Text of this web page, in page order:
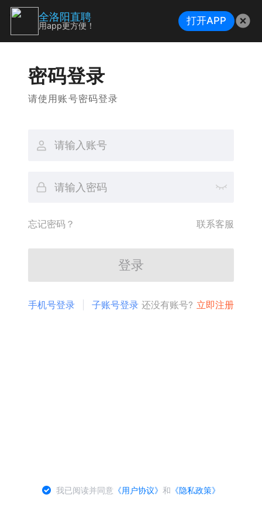
密码登录
请使用账号密码登录
忘记密码？ 联系客服
登录
手机号登录 子账号登录 还没有账号? 立即注册
我已阅读并同意 《用户协议》和 《隐私政策》
全洛阳直聘
用app更方便！ 打开APP